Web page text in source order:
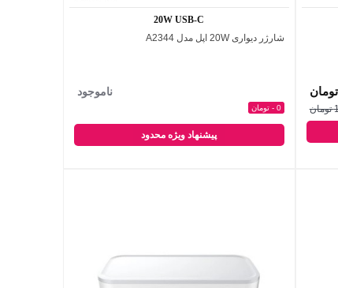
اضافه به مقایسه
20W USB-C
شارژر دیواری 20W اپل مدل A2344
ناموجود
0 - تومان
پیشنهاد ویژه محدود